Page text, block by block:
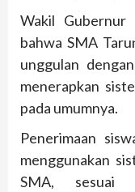
Wakil Gubernur
bahwa SMA
unggulan
menerapkan
pada umumnya.
Penerimaan
menggunakan
SMA, sesuai